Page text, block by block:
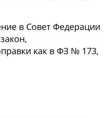
в Совет Федерации
как в ФЗ № 173,